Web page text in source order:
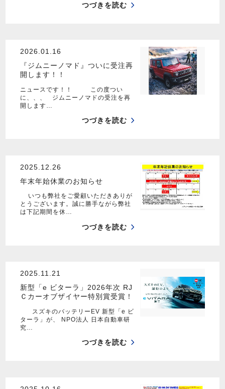
つづきを読む
2026.01.16
『ジムニーノマド』ついに受注再
開します！！
ニュースです！！ この度つい
に、、、 ジムニーノマドの受注を再
開します…
つづきを読む
2025.12.26
年末年始休業のお知らせ
いつも弊社をご愛顧いただきありが
とうございます。誠に勝手ながら弊社
は下記期間を休…
つづきを読む
2025.11.21
新型「e ビターラ」2026年次 RJ
Ｃカーオブザイヤー特別賞受賞！
スズキのバッテリーEV 新型「e ビ
ターラ」が、 NPO法人 日本自動車研
究…
つづきを読む